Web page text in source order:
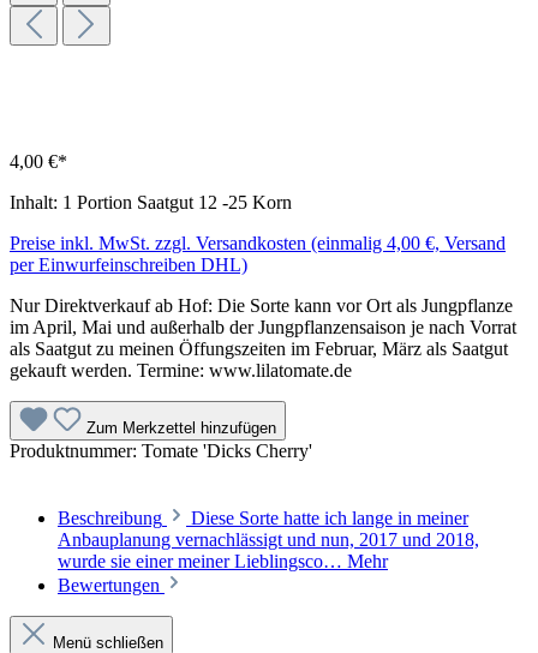
4,00 €*
Inhalt: 1 Portion Saatgut 12 -25 Korn
Preise inkl. MwSt. zzgl. Versandkosten (einmalig 4,00 €, Versand
per Einwurfeinschreiben DHL)
Nur Direktverkauf ab Hof: Die Sorte kann vor Ort als Jungpflanze
im April, Mai und außerhalb der Jungpflanzensaison je nach Vorrat
als Saatgut zu meinen Öffungszeiten im Februar, März als Saatgut
gekauft werden. Termine: www.lilatomate.de
Zum Merkzettel hinzufügen
Produktnummer: Tomate 'Dicks Cherry'
Beschreibung
Diese Sorte hatte ich lange in meiner
Anbauplanung vernachlässigt und nun, 2017 und 2018,
wurde sie einer meiner Lieblingsco… Mehr
Bewertungen
Menü schließen